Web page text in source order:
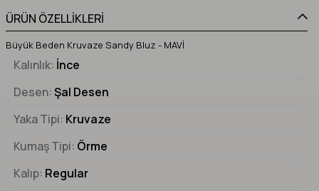
ÜRÜN ÖZELLİKLERİ
Büyük Beden Kruvaze Sandy Bluz - MAVİ
Kalınlık İnce
Desen Şal Desen
Yaka Tipi Kruvaze
Kumaş Tipi Örme
Kalıp Regular